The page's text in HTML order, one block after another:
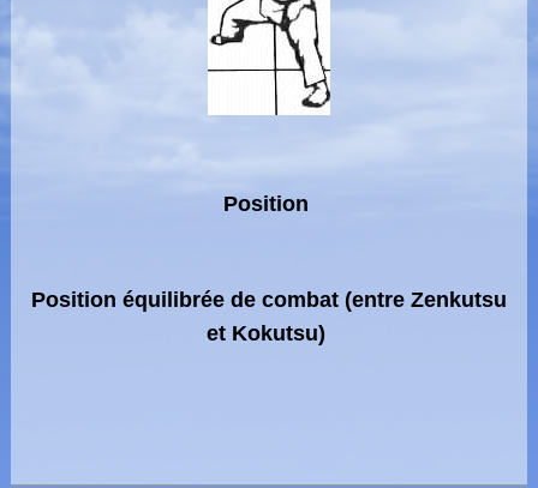
Position
Position équilibrée de combat (entre Zenkutsu
et Kokutsu)